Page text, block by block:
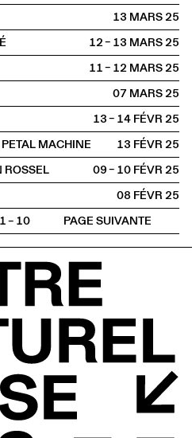
13 MARS2025
12 – 13 MARS2025
11 – 12 MARS2025
07 MARS2025
13 – 14 FÉVR2025
MACHINE
13 FÉVR2025
ROSSEL
09 – 10 FÉVR2025
08 FÉVR2025
1 – 10
PAGE SUIVANTE